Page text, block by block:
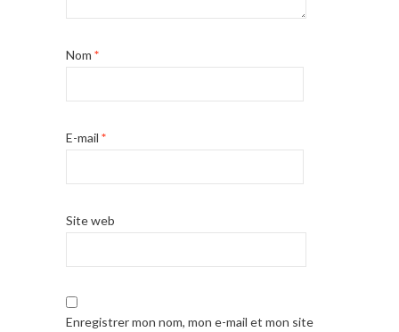
Nom *
E-mail *
Site web
Enregistrer mon nom, mon e-mail et mon site